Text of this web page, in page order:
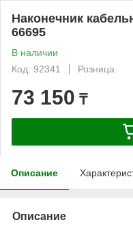
Наконечник
66695
В наличии
Код: 92341
Розница
73 150 ₸
Описание
Описание